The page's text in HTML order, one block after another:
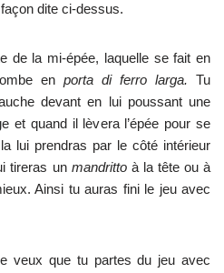
dite ci-dessus.
de la mi-épée, laquelle se fait en
en porta di ferro larga. Tu
devant en lui poussant une
et quand il lèvera l’épée pour se
lui prendras par le côté intérieur
tireras un mandrittoà la tête ou à
Ainsi tu auras fini le jeu avec
veux que tu partes du jeu avec